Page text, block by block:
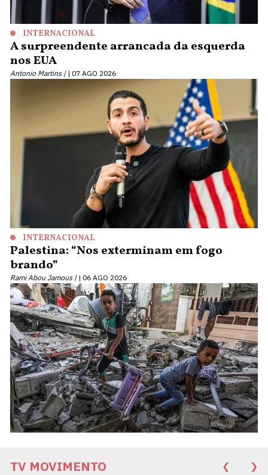
INTERNACIONAL
A surpreendente arrancada da esquerda
nos EUA
Antonio Martins | 07 AGO 2026
INTERNACIONAL
Palestina: “Nos exterminam em fogo
brando”
Rami Abou Jamous | 06 AGO 2026
TV MOVIMENTO ❮ ❯